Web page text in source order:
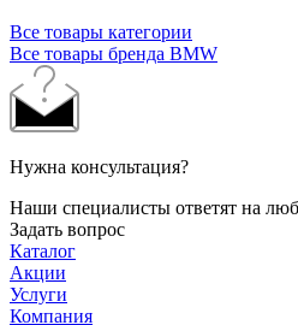
Все товары категории
Все товары бренда BMW
Нужна консультация?
Наши специалисты ответят на
Задать вопрос
Каталог
Акции
Услуги
Компания